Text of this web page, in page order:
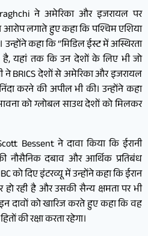
ने अमेरिका और इजरायल पर
आरोप लगाते हुए कहा कि पश्चिम एशिया
कहा कि “मिडिल ईस्ट में अस्थिरता
यहां तक कि उन देशों के लिए भी जो
ने BRICS देशों से अमेरिका और इजरायल
करने की अपील भी की। उन्होंने कहा
को ग्लोबल साउथ देशों को मिलकर
Bessent ने दावा किया कि ईरानी
नौसैनिक दबाव और आर्थिक प्रतिबंध
को दिए इंटरव्यू में उन्होंने कहा कि ईरान
रही है और उसकी सैन्य क्षमता पर भी
दावों को खारिज करते हुए कहा कि वह
की रक्षा करता रहेगा।